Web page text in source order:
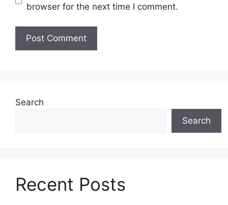
browser for the next time I comment.
Search
Search
Recent Posts